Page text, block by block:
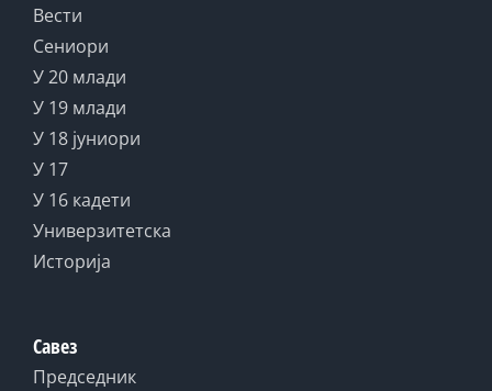
Вести
Сениори
У 20 млади
У 19 млади
У 18 јуниори
У 17
У 16 кадети
Универзитетска
Историја
Савез
Председник